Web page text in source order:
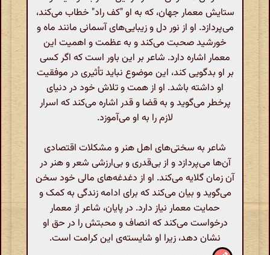
ستایش معمار جهان، که به او "کف راد" خطاب می‌کند،
می‌پردازد. او از نور دل و زیبایی‌های آسمانی مانند ماه و
خورشید صحبت می‌کند و به عظمت و اهمیت این
معمار اشاره دارد. شاعر بر این باور است که اگر کسی
بر او بدگویی کند، این موضوع نباید تأثیری در موفقیت
او داشته باشد. او از همت و تلاش خود در دنیای
پرخطر می‌گوید و به قضا و قدر اشاره می‌کند که اسرار
لازم را به او می‌آموزد.
شاعر به سختی‌های اهل هنر و مشکلات اقتصادی
آن‌ها می‌پردازد و از بی‌قدری و بی‌ارزشی شعر و هنر در
آن زمان گلایه می‌کند. او از دغدغه‌های مالی خود سخن
می‌گوید و بیان می‌کند که برای ادامه زندگی به کمک و
حمایت معمار نیاز دارد. در پایان، شاعر از معمار
درخواست می‌کند که انصاف و محبتش را در حق او
نشان دهد، زیرا او شایسته‌ی این کرامت است.